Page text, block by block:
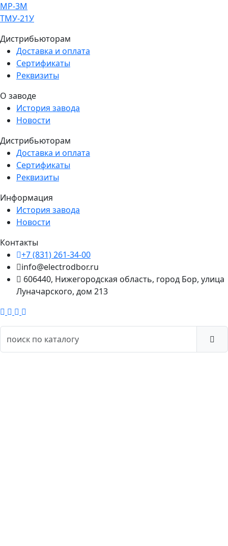
МР-3М
ТМУ-21У
Дистрибьюторам
Доставка и оплата
Сертификаты
Реквизиты
О заводе
История завода
Новости
Дистрибьюторам
Доставка и оплата
Сертификаты
Реквизиты
Информация
История завода
Новости
Контакты
+7 (831) 261-34-00
info@electrodbor.ru
606440, Нижегородская область, город Бор, улица
Луначарского, дом 213